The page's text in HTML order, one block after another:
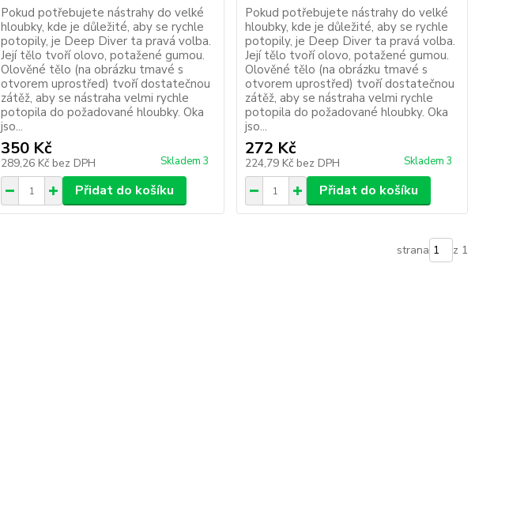
Pokud potřebujete nástrahy do velké
hloubky, kde je důležité, aby se rychle
potopily, je Deep Diver ta pravá volba.
Její tělo tvoří olovo, potažené gumou.
Olověné tělo (na obrázku tmavé s
otvorem uprostřed) tvoří dostatečnou
zátěž, aby se nástraha velmi rychle
potopila do požadované hloubky. Oka
jso...
350 Kč
289,26 Kč bez DPH Skladem 3
Přidat do košíku
Pokud potřebujete nástrahy do velké
hloubky, kde je důležité, aby se rychle
potopily, je Deep Diver ta pravá volba.
Její tělo tvoří olovo, potažené gumou.
Olověné tělo (na obrázku tmavé s
otvorem uprostřed) tvoří dostatečnou
zátěž, aby se nástraha velmi rychle
potopila do požadované hloubky. Oka
jso...
272 Kč
224,79 Kč bez DPH Skladem 3
Přidat do košíku
strana z 1